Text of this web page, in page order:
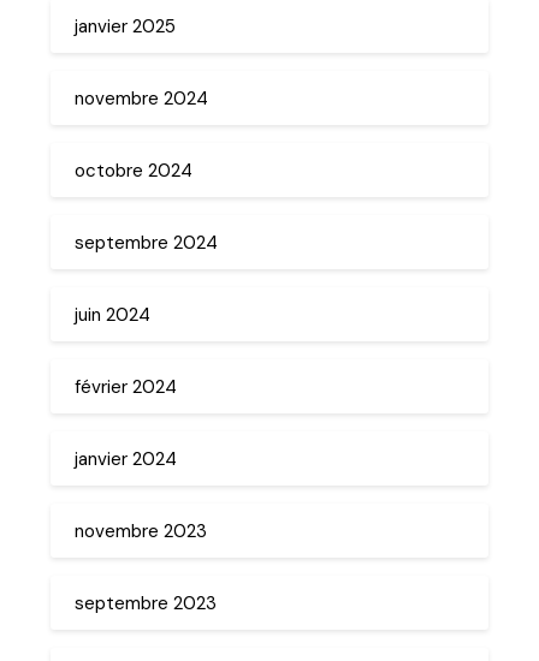
janvier 2025
novembre 2024
octobre 2024
septembre 2024
juin 2024
février 2024
janvier 2024
novembre 2023
septembre 2023